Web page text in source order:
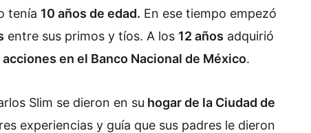
tenía 10 años de edad. En ese tiempo empezó
entre sus primos y tíos. A los 12 años adquirió
en el Banco Nacional de México.
Slim se dieron en su hogar de la Ciudad de
experiencias y guía que sus padres le dieron